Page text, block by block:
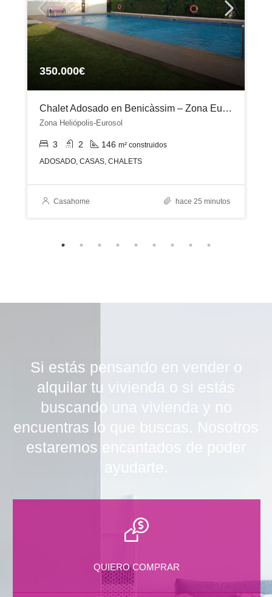
350.000€
Chalet Adosado en Benicàssim – Zona Eurosol
Zona Heliópolis-Eurosol
3 2 146 m² construidos
ADOSADO, CASAS, CHALETS
Casahome hace 25 minutos
Si estás pensando en vender o
alquilar tu vivienda o si estás
buscando una vivienda y no
encuentras lo que buscas. Nosotros
estaremos encantados de poder
QUIERO COMPRAR